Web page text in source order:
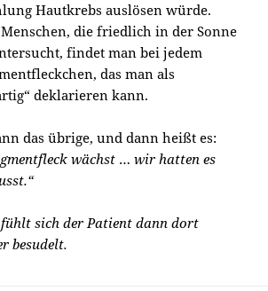
Hautkrebs auslösen würde.
die friedlich in der Sonne
findet man bei jedem
das man als
deklarieren kann.
das übrige, und dann heißt es:
wächst …wir hatten es
sich der Patient dann dort
besudelt.